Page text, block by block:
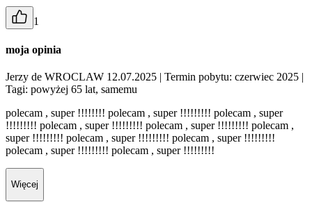
1
moja opinia
Jerzy de WROCLAW 12.07.2025 | Termin pobytu: czerwiec 2025 |
Tagi: powyżej 65 lat, samemu
polecam , super !!!!!!!! polecam , super !!!!!!!!! polecam , super
!!!!!!!!! polecam , super !!!!!!!!! polecam , super !!!!!!!!! polecam ,
super !!!!!!!!! polecam , super !!!!!!!!! polecam , super !!!!!!!!!
polecam , super !!!!!!!!! polecam , super !!!!!!!!!
Więcej